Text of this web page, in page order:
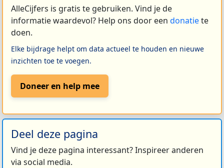
AlleCijfers is gratis te gebruiken. Vind je de
informatie waardevol? Help ons door een donatiete
doen.
Elke bijdrage helpt om data actueel te houden en nieuwe
inzichten toe te voegen.
Doneer en help mee
Deel deze pagina
Vind je deze pagina interessant? Inspireer anderen
via social media.